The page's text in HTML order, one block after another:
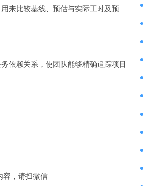
来比较基线、预估与实际工时及预
依赖关系，使团队能够精确追踪项目
容，请扫微信